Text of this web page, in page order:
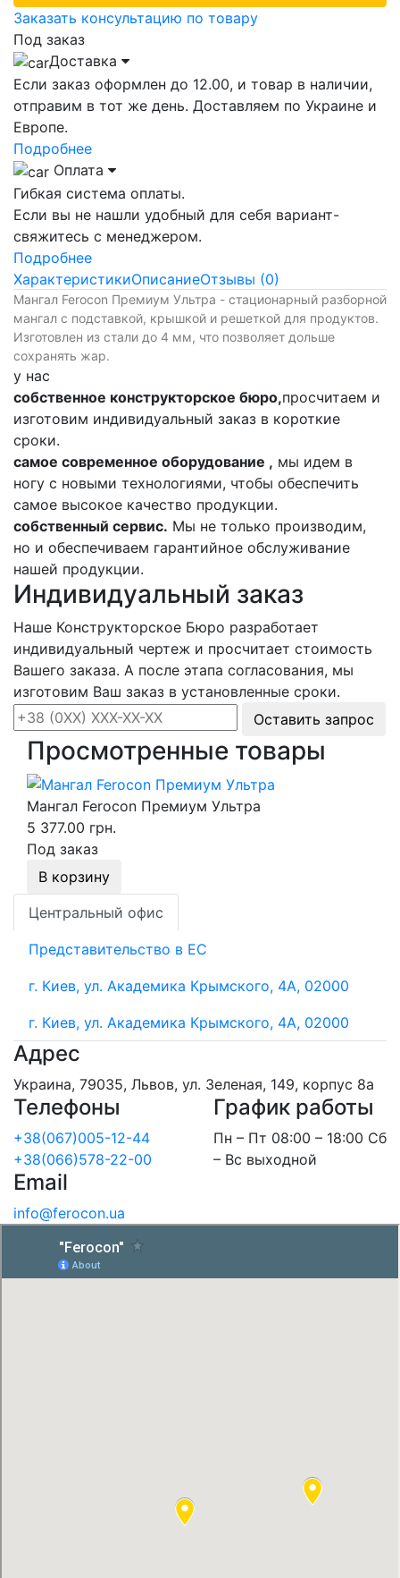
Заказать консультацию по товару
Под заказ
Доставка
Если заказ оформлен до 12.00, и товар в наличии,
отправим в тот же день. Доставляем по Украине и
Европе.
Подробнее
Оплата
Гибкая система оплаты.
Если вы не нашли удобный для себя вариант-
свяжитесь с менеджером.
Подробнее
ХарактеристикиОписаниеОтзывы (0)
Мангал Ferocon Премиум Ультра - стационарный разборной
мангал с подставкой, крышкой и решеткой для продуктов.
Изготовлен из стали до 4 мм, что позволяет дольше
сохранять жар.
у нас
собственное конструкторское бюро,просчитаем и
изготовим индивидуальный заказ в короткие
сроки.
самое современное оборудование , мы идем в
ногу с новыми технологиями, чтобы обеспечить
самое высокое качество продукции.
собственный сервис. Мы не только производим,
но и обеспечиваем гарантийное обслуживание
нашей продукции.
Индивидуальный заказ
Наше Конструкторское Бюро разработает
индивидуальный чертеж и просчитает стоимость
Вашего заказа. А после этапа согласования, мы
изготовим Ваш заказ в установленные сроки.
Оставить запрос
Просмотренные товары
Мангал Ferocon Премиум Ультра
5 377.00 грн.
Под заказ
В корзину
Центральный офис
Представительство в ЕС
г. Киев, ул. Академика Крымского, 4А, 02000
г. Киев, ул. Академика Крымского, 4А, 02000
Адрес
Украина, 79035, Львов, ул. Зеленая, 149, корпус 8а
Телефоны
+38(067)005-12-44
+38(066)578-22-00
График работы
Пн – Пт 08:00 – 18:00 Сб
– Вс выходной
Email
info@ferocon.ua